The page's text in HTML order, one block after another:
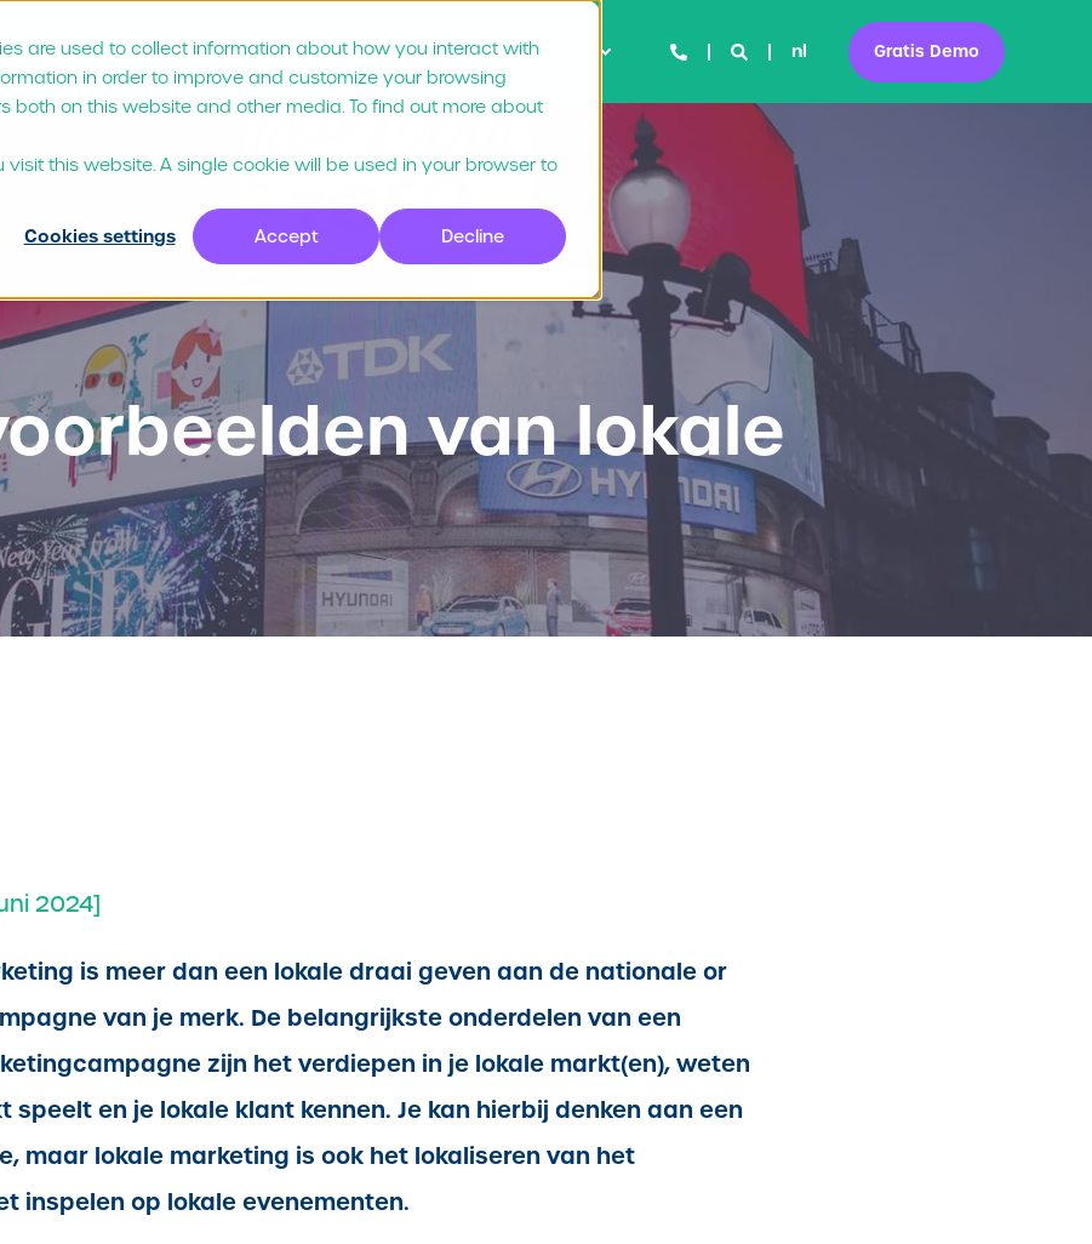
are used to collect information about how you interact with
in order to improve and customize your browsing
on this website and other media. To find out more about
this website. A single cookie will be used in your browser to
Cookies settings Accept Decline
Prijzen Klanten Partners Resources nl Gratis Demo
van lokale
2024]
is meer dan een lokale draai geven aan de nationale or
van je merk. De belangrijkste onderdelen van een
zijn het verdiepen in je lokale markt(en), weten
speelt en je lokale klant kennen. Je kan hierbij denken aan een
maar lokale marketing is ook het lokaliseren van het
inspelen op lokale evenementen.